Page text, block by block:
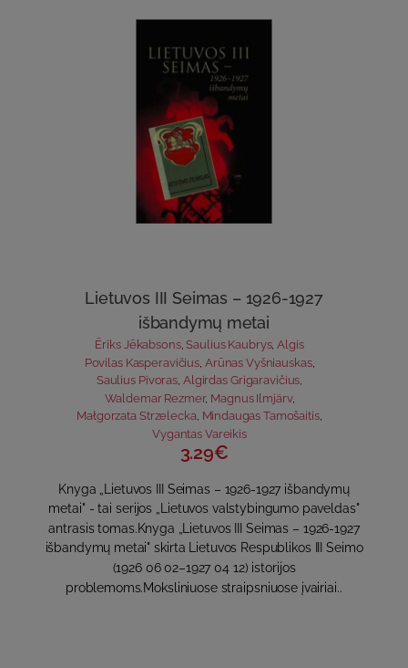
Lietuvos III Seimas – 1926-1927
išbandymų metai
Ēriks Jēkabsons,Saulius Kaubrys,Algis
Povilas Kasperavičius Arūnas Vyšniauskas,
Saulius Pivoras, Algirdas Grigaravičius,
Waldemar Rezmer, Magnus Ilmjärv,
Małgorzata Strzelecka, Mindaugas Tamošaitis,
Vygantas Vareikis
3.29€
Knyga „Lietuvos III Seimas – 1926-1927 išbandymų
metai" - tai serijos „Lietuvos valstybingumo paveldas"
antrasis tomas.Knyga „Lietuvos III Seimas – 1926-1927
išbandymų metai" skirta Lietuvos Respublikos III Seimo
(1926 06 02–1927 04 12) is­torijos
problemoms.Moksliniuose straipsniuose įvairiai..